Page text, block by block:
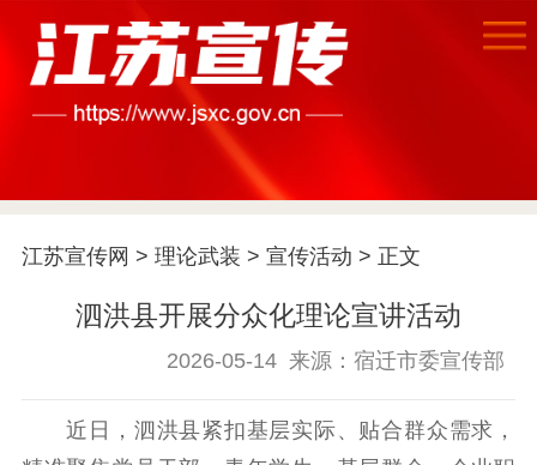
首页
江苏要闻
公示公告
信息公开年度报
告
政策法规
江苏宣传网 > 理论武装 > 宣传活动 > 正文
泗洪县开展分众化理论宣讲活动
2026-05-14 来源：宿迁市委宣传部
近日，泗洪县紧扣基层实际、贴合群众需求，